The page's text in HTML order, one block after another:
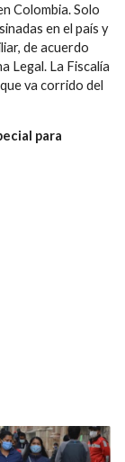
Colombia. Solo
en el país y
de acuerdo
Legal. La Fiscalía
va corrido del
para